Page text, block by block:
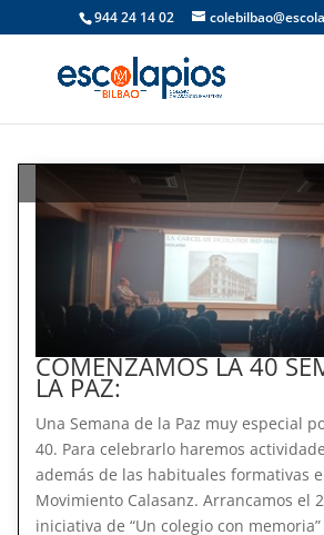
944 24 14 02
COMENZAMOS LA 40
LA PAZ:
Una Semana de la Paz muy especial
40. Para celebrarlo haremos
además de las habituales formativas
Movimiento Calasanz. Arrancamos el
iniciativa de “Un colegio con